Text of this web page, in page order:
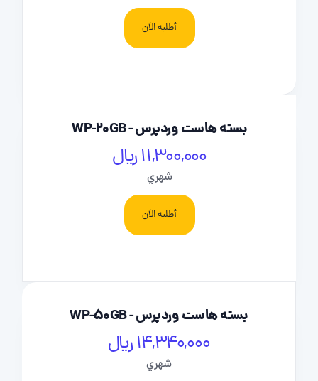
أطلبه الآن
بسته هاست وردپرس - WP-20GB
11,300,000 ریال
شهري
أطلبه الآن
بسته هاست وردپرس - WP-50GB
14,340,000 ریال
شهري